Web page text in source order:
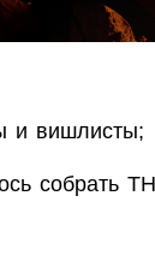
и вишлисты;
собрать